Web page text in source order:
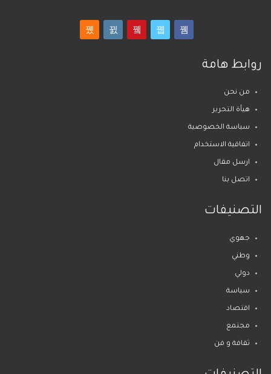
روابط هامة
من نحن
هيأة التحرير
سياسة الخصوصية
اتفاقية الاستخدام
ارسل مقال
اتصل بنا
التصنيفات
جهوي
وطني
دولي
سياسة
اقتصاد
مجتمع
ثقافة و فن